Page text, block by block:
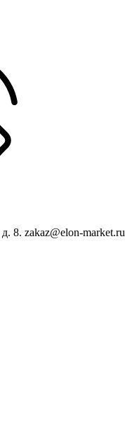
8. zakaz@elon-market.ru